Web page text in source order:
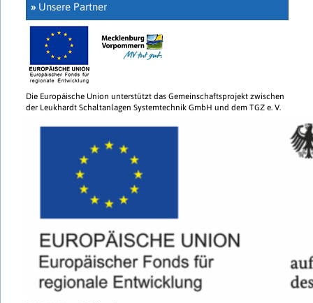
»Unsere Partner
Die Europäische Union unterstützt das Gemeinschaftsprojekt zwischen
der Leukhardt Schaltanlagen Systemtechnik GmbH und dem TGZ e. V.